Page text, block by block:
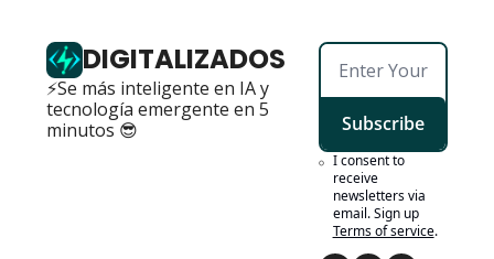
DIGITALIZADOS
⚡Se más inteligente en IA y
tecnología emergente en 5
minutos 😎
Subscribe
I consent to
receive
newsletters via
email. Sign up
Terms of service.